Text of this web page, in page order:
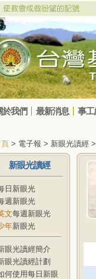
於我們 最新消息 事
> 電子報 > 新眼光讀經
新眼光讀經
日新眼光
週新眼光
文每週新眼光
年新眼光
眼光讀經簡介
眼光讀經計劃
何使用每日新眼